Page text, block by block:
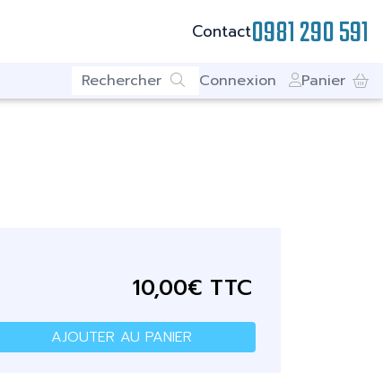
Contact0981 290 591
Connexion Panier
10,00€ TTC
AJOUTER AU PANIER